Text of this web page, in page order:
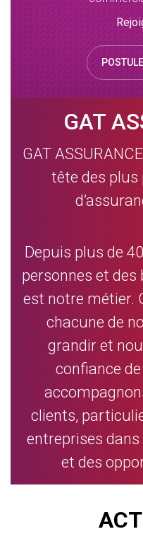
GAT
GAT
tête des
Depuis plus de
personnes et
est notre métier.
chacune de
grandir et
confiance
clients,
entreprises
et des